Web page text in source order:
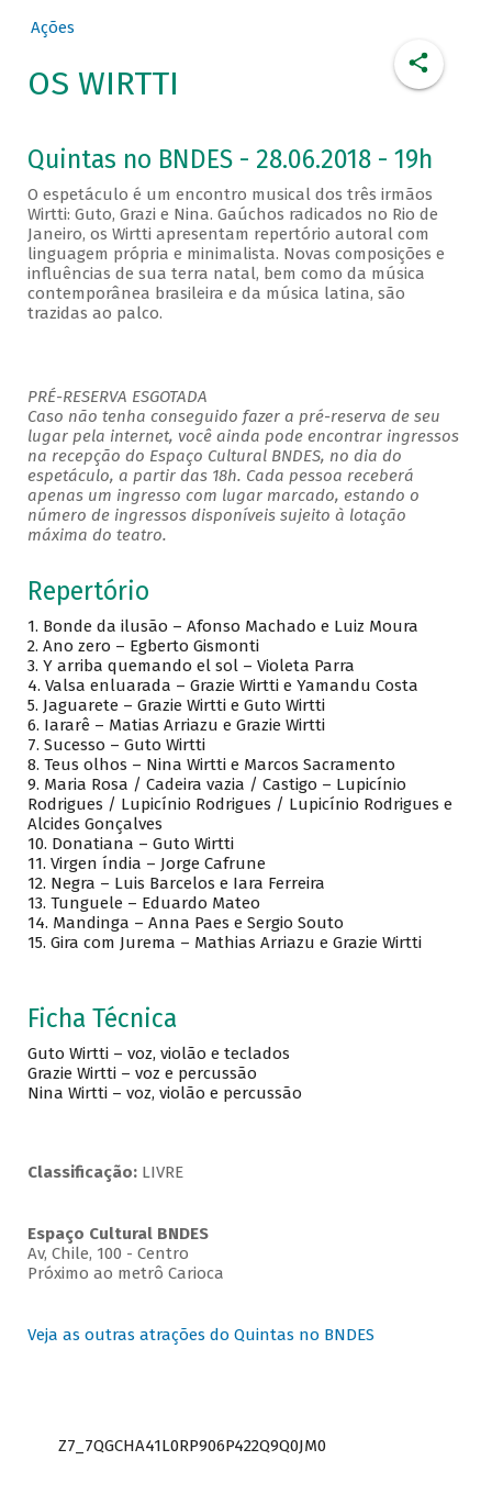
Ações
OS WIRTTI
Quintas no BNDES - 28.06.2018 - 19h
O espetáculo é um encontro musical dos três irmãos
Wirtti: Guto, Grazi e Nina. Gaúchos radicados no Rio de
Janeiro, os Wirtti apresentam repertório autoral com
linguagem própria e minimalista. Novas composições e
influências de sua terra natal, bem como da música
contemporânea brasileira e da música latina, são
trazidas ao palco.
PRÉ-RESERVA ESGOTADA
Caso não tenha conseguido fazer a pré-reserva de seu
lugar pela internet, você ainda pode encontrar ingressos
na recepção do Espaço Cultural BNDES, no dia do
espetáculo, a partir das 18h. Cada pessoa receberá
apenas um ingresso com lugar marcado, estando o
número de ingressos disponíveis sujeito à lotação
máxima do teatro.
Repertório
1. Bonde da ilusão – Afonso Machado e Luiz Moura
2. Ano zero – Egberto Gismonti
3. Y arriba quemando el sol – Violeta Parra
4. Valsa enluarada – Grazie Wirtti e Yamandu Costa
5. Jaguarete – Grazie Wirtti e Guto Wirtti
6. Iararê – Matias Arriazu e Grazie Wirtti
7. Sucesso – Guto Wirtti
8. Teus olhos – Nina Wirtti e Marcos Sacramento
9. Maria Rosa / Cadeira vazia / Castigo – Lupicínio
Rodrigues / Lupicínio Rodrigues / Lupicínio Rodrigues e
Alcides Gonçalves
10. Donatiana – Guto Wirtti
11. Virgen índia – Jorge Cafrune
12. Negra – Luis Barcelos e Iara Ferreira
13. Tunguele – Eduardo Mateo
14. Mandinga – Anna Paes e Sergio Souto
15. Gira com Jurema – Mathias Arriazu e Grazie Wirtti
Ficha Técnica
Guto Wirtti – voz, violão e teclados
Grazie Wirtti – voz e percussão
Nina Wirtti – voz, violão e percussão
Classificação: LIVRE
Espaço Cultural BNDES
Av, Chile, 100 - Centro
Próximo ao metrô Carioca
Veja as outras atrações do Quintas no BNDES
Z7_7QGCHA41L0RP906P422Q9Q0JM0